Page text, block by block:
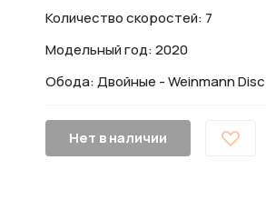
Количество скоростей: 7
Модельный год: 2020
Обода: Двойные - Weinmann Disc
Нет в наличии